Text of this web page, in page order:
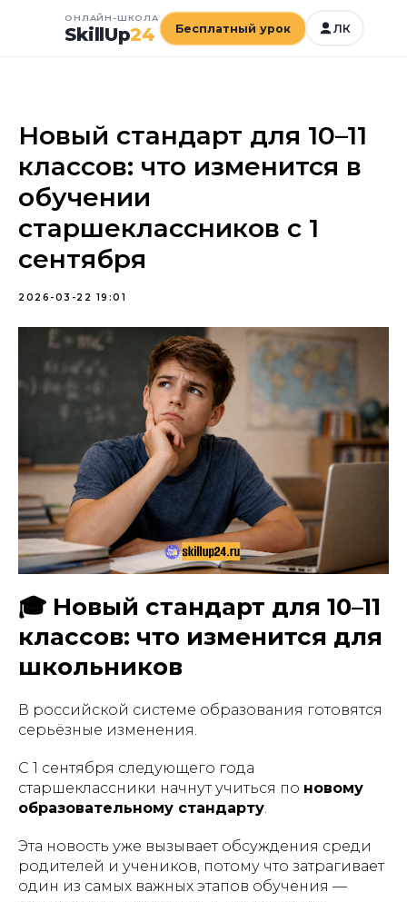
ОНЛАЙН-ШКОЛА
SkillUp24 Бесплатный урок ЛК
Новый стандарт для 10–11
классов: что изменится в
обучении
старшеклассников с 1
сентября
2026-03-22 19:01
🎓 Новый стандарт для 10–11
классов: что изменится для
школьников
В российской системе образования готовятся
серьёзные изменения.
С 1 сентября следующего года
старшеклассники начнут учиться по новому
образовательному стандарту
Эта новость уже вызывает обсуждения среди
родителей и учеников, потому что затрагивает
один из самых важных этапов обучения —